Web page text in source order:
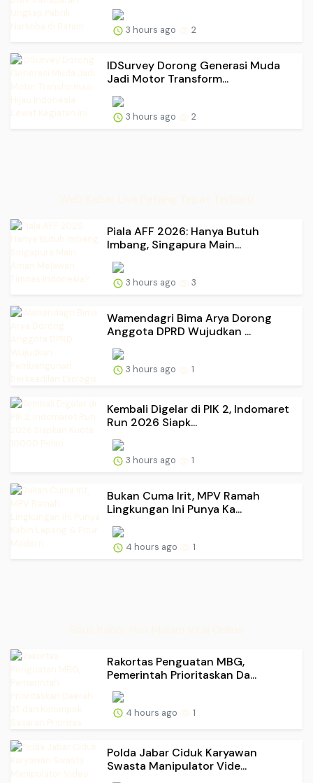
3 hours ago 2
IDSurvey Dorong Generasi Muda
Jadi Motor Transform...
3 hours ago 2
Piala AFF 2026: Hanya Butuh
Imbang, Singapura Main...
3 hours ago 3
Wamendagri Bima Arya Dorong
Anggota DPRD Wujudkan ...
3 hours ago 1
Kembali Digelar di PIK 2, Indomaret
Run 2026 Siapk...
3 hours ago 1
Bukan Cuma Irit, MPV Ramah
Lingkungan Ini Punya Ka...
4 hours ago 1
Rakortas Penguatan MBG,
Pemerintah Prioritaskan Da...
4 hours ago 1
Polda Jabar Ciduk Karyawan
Swasta Manipulator Vide...